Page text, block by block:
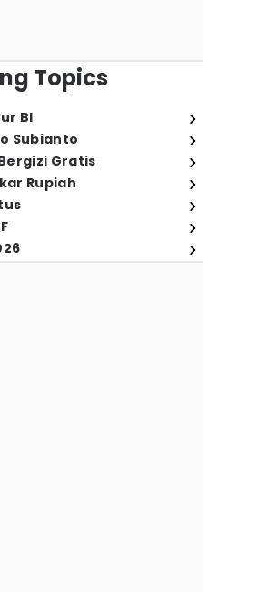
Topics
BI
Subianto
Gratis
Rupiah